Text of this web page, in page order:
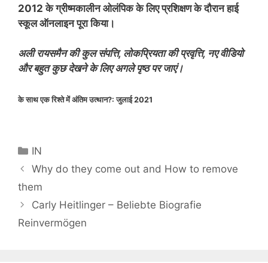
2012 के ग्रीष्मकालीन ओलंपिक के लिए प्रशिक्षण के दौरान हाई
स्कूल ऑनलाइन पूरा किया।
अली रायसमैन की कुल संपत्ति, लोकप्रियता की प्रवृत्ति, नए वीडियो
और बहुत कुछ देखने के लिए अगले पृष्ठ पर जाएं।
के साथ एक रिश्ते में अंतिम उत्थान?: जुलाई 2021
Categories
IN
Why do they come out and How to remove
them
Carly Heitlinger – Beliebte Biografie
Reinvermögen